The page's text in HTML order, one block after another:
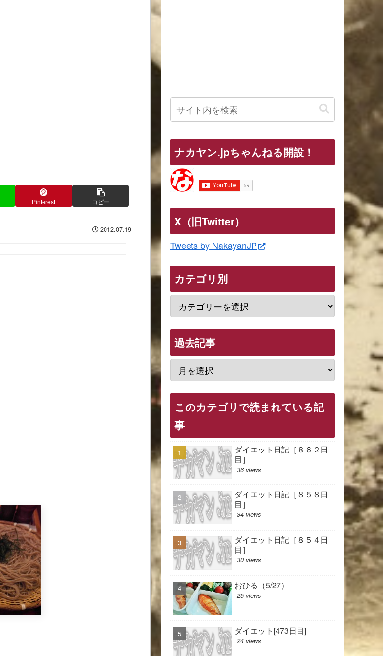
Pinterest コピー
2012.07.19
ナカヤン.jpちゃんねる開設！
X（旧Twitter）
Tweets by NakayanJP
カテゴリ別
過去記事
このカテゴリで読まれている記
事
ダイエット日記［８６２日
目］
36 views
ダイエット日記［８５８日
目］
34 views
ダイエット日記［８５４日
目］
30 views
おひる（5/27）
25 views
ダイエット[473日目]
24 views